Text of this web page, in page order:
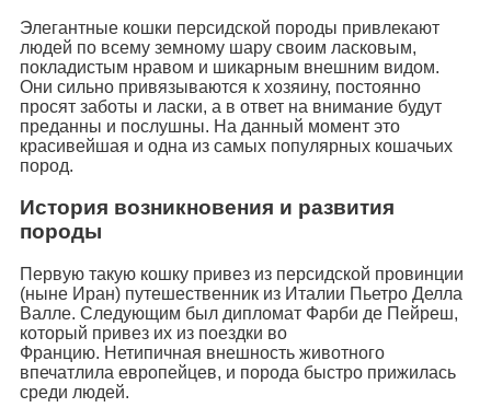
Элегантные кошки персидской породы привлекают
людей по всему земному шару своим ласковым,
покладистым нравом и шикарным внешним видом.
Они сильно привязываются к хозяину, постоянно
просят заботы и ласки, а в ответ на внимание будут
преданны и послушны. На данный момент это
красивейшая и одна из самых популярных кошачьих
пород.
История возникновения и развития
породы
Первую такую кошку привез из персидской провинции
(ныне Иран) путешественник из Италии Пьетро Делла
Валле. Следующим был дипломат Фарби де Пейреш,
который привез их из поездки во
Францию. Нетипичная внешность животного
впечатлила европейцев, и порода быстро прижилась
среди людей.